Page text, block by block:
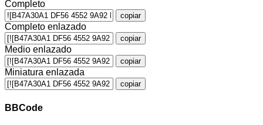
Completo
copiar
Completo enlazado
copiar
Medio enlazado
copiar
Miniatura enlazada
copiar
BBCode